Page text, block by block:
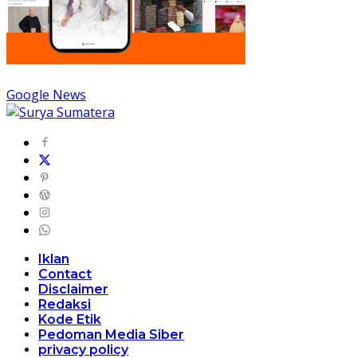
Google News
Iklan
Contact
Disclaimer
Redaksi
Kode Etik
Pedoman Media Siber
privacy policy